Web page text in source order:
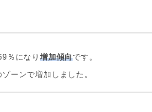
％になり増加傾向です。
ーンで増加しました。